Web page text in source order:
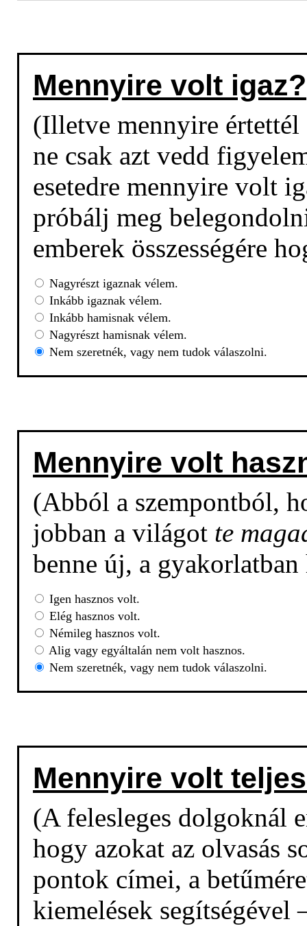
Mennyire volt igaz?
(Illetve mennyire
ne csak azt vedd
esetedre mennyire volt
próbálj meg
emberek összességére
Nagyrészt igaznak vélem.
Inkább igaznak vélem.
Inkább hamisnak vélem.
Nagyrészt hamisnak vélem.
Nem szeretnék, vagy nem tudok válaszolni.
Mennyire volt
(Abból a szempontból,
jobban a világot te
benne új, a
Igen hasznos volt.
Elég hasznos volt.
Némileg hasznos volt.
Alig vagy egyáltalán nem volt hasznos.
Nem szeretnék, vagy nem tudok válaszolni.
Mennyire volt
(A felesleges dolgoknál
hogy azokat az olvasás
pontok címei, a
kiemelések